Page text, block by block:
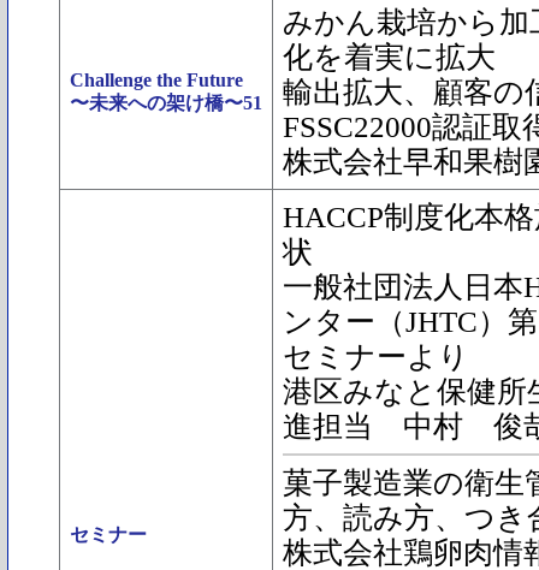
Challenge the Future
〜未来への架け橋〜51
みかん栽培から加
化を着実に拡大
輸出拡大、顧客の
FSSC22000認証取
株式会社早和果樹
セミナー
HACCP制度化本
状
一般社団法人日本
ンター（JHTC）
セミナーより
港区みなと保健所
進担当 中村 俊
菓子製造業の衛生
方、読み方、つき
株式会社鶏卵肉情